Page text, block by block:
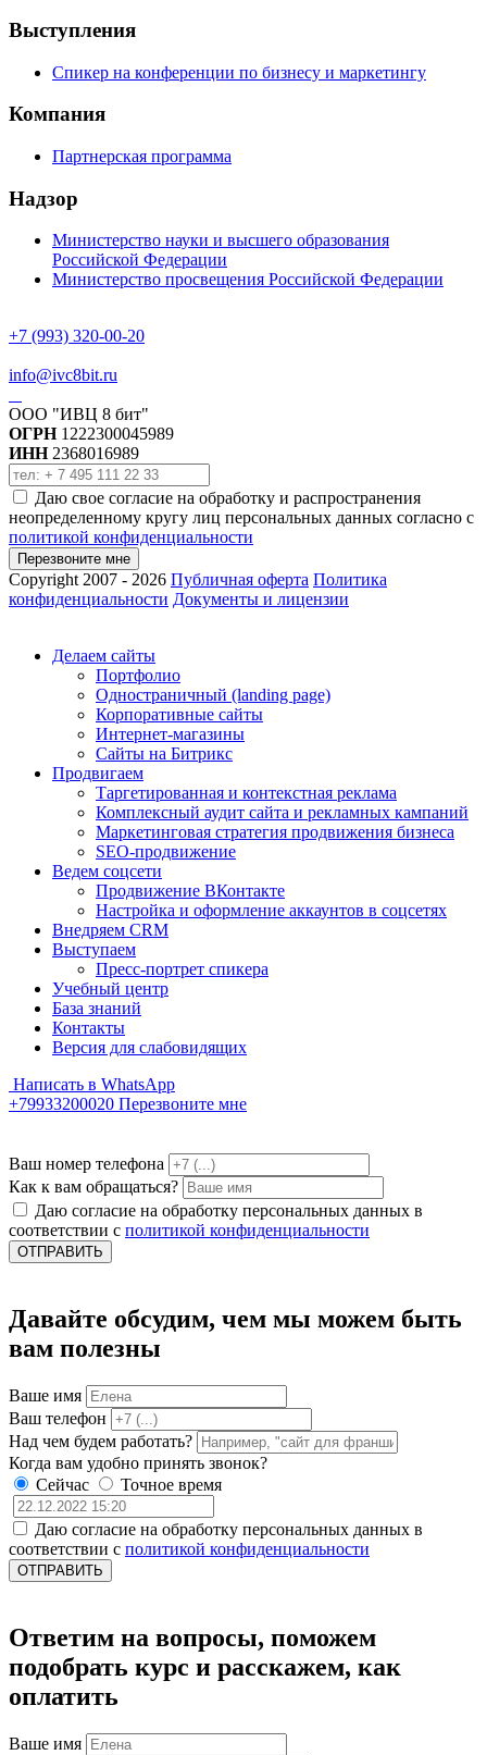
Выступления
Спикер на конференции по бизнесу и маркетингу
Компания
Партнерская программа
Надзор
Министерство науки и высшего образования
Российской Федерации
Министерство просвещения Российской Федерации
+7 (993) 320-00-20
info@ivc8bit.ru
ООО "ИВЦ 8 бит"
ОГРН 1222300045989
ИНН 2368016989
Даю свое согласие на обработку и распространения
неопределенному кругу лиц персональных данных согласно с
политикой конфиденциальности
Перезвоните мне
Copyright 2007 - 2026 Публичная оферта Политика
конфиденциальности Документы и лицензии
Делаем сайты
Портфолио
Одностраничный (landing page)
Корпоративные сайты
Интернет-магазины
Сайты на Битрикс
Продвигаем
Таргетированная и контекстная реклама
Комплексный аудит сайта и рекламных кампаний
Маркетинговая стратегия продвижения бизнеса
SEO-продвижение
Ведем соцсети
Продвижение ВКонтакте
Настройка и оформление аккаунтов в соцсетях
Внедряем CRM
Выступаем
Пресс-портрет спикера
Учебный центр
База знаний
Контакты
Версия для слабовидящих
Написать в WhatsApp
+79933200020 Перезвоните мне
Ваш номер телефона
Как к вам обращаться?
Даю согласие на обработку персональных данных в
соответствии с политикой конфиденциальности
ОТПРАВИТЬ
Давайте обсудим, чем мы можем быть
вам полезны
Ваше имя
Ваш телефон
Над чем будем работать?
Когда вам удобно принять звонок?
Сейчас
Точное время
Даю согласие на обработку персональных данных в
соответствии с политикой конфиденциальности
ОТПРАВИТЬ
Ответим на вопросы, поможем
подобрать курс и расскажем, как
оплатить
Ваше имя